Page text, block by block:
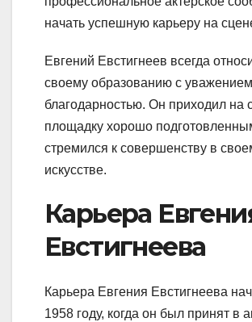
начать успешную карьеру на
Евгений Евстигнеев всегда
своему образованию с
благодарностью. Он приходил на
площадку хорошо
стремился к совершенству в
искусстве.
Карьера
Евстигнеева
Карьера Евгения Евстигнеева
1958 году, когда он был принят в